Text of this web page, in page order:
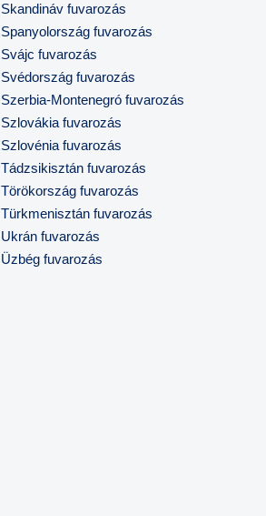
Skandináv fuvarozás
Spanyolország fuvarozás
Svájc fuvarozás
Svédország fuvarozás
Szerbia-Montenegró fuvarozás
Szlovákia fuvarozás
Szlovénia fuvarozás
Tádzsikisztán fuvarozás
Törökország fuvarozás
Türkmenisztán fuvarozás
Ukrán fuvarozás
Üzbég fuvarozás